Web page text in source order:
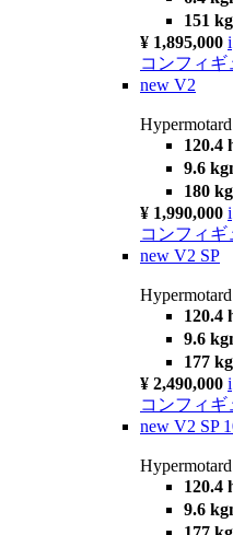
151 kg
¥ 1,895,000 i
コンフィギ
new V2
120.4
9.6
180 kg
¥ 1,990,000 i
コンフィギ
new V2 SP
120.4
9.6
177 kg
¥ 2,490,000 i
コンフィギ
new V2 SP
120.4
9.6